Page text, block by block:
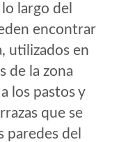
largo del
encontrar
utilizados en
de la zona
los pastos y
que se
paredes del